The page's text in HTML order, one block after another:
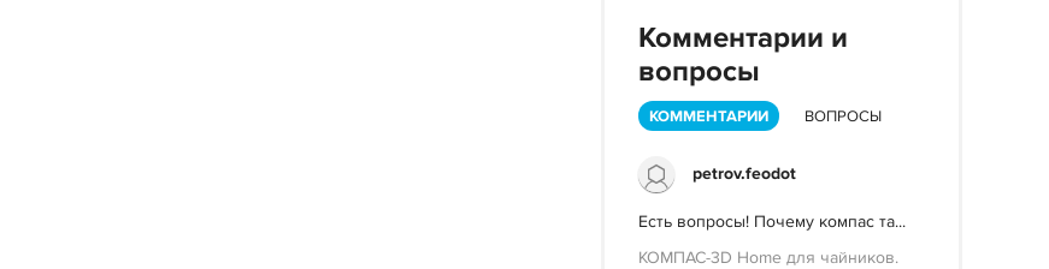
Комментарии и
вопросы
КОММЕНТАРИИ ВОПРОСЫ
petrov.feodot
Есть вопросы! Почему компас та...
КОМПАС-3D Home для чайников.